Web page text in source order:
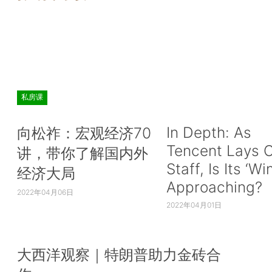
私房课
向松祚：宏观经济70
讲，带你了解国内外
经济大局
2022年04月06日
In Depth: As
Tencent Lays
Staff, Is Its
Approaching?
2022年04月01日
大西洋观察｜特朗普助力金砖合